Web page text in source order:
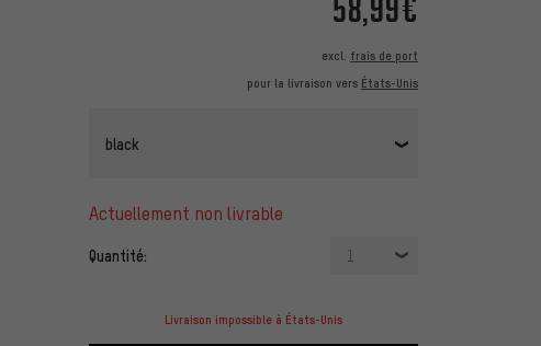
excl. frais de port
pour la livraison vers États-Unis
black
actuellement non livrable
Quantité: 1
Livraison impossible à États-Unis